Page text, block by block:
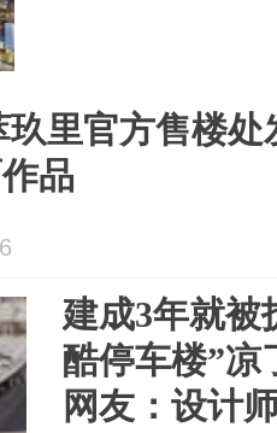
玖里官方售楼
品
建成3年就被
酷停车楼”凉
网友：设计